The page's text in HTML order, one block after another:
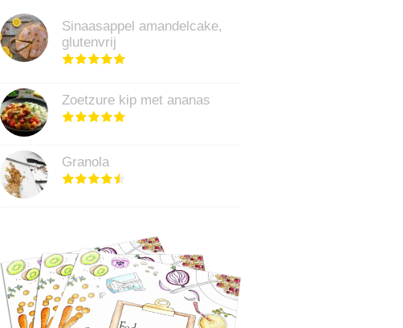
Sinaasappel amandelcake,
glutenvrij
Zoetzure kip met ananas
Granola